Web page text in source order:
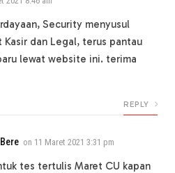
Security menyusul
Kasir dan Legal, terus pantau
lewat website ini. terima
REPLY
on 11 Maret 2021 3:31 pm
tes tertulis Maret CU kapan